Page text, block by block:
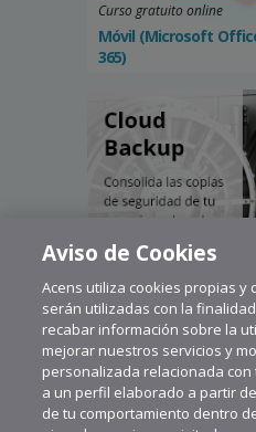
Curso gratuito online
Móvil (Microsoft
365)
Aviso de Cookies
Acens utiliza cookies propias y
serán utilizadas con la
recabar información sobre la
mejorar nuestros servicios y
personalizada relacionada
a un perfil elaborado a partir
de tu comportamiento dentro